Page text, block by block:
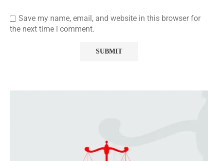
Save my name, email, and website in this browser for
the next time I comment.